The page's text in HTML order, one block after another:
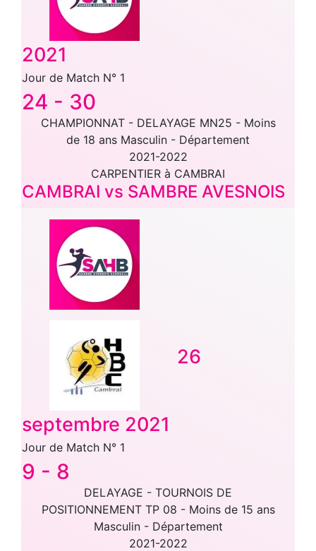
2021
Jour de Match N° 1
24 - 30
CHAMPIONNAT - DELAYAGE MN25 - Moins
de 18 ans Masculin - Département
2021-2022
CARPENTIER à CAMBRAI
CAMBRAI vs SAMBRE AVESNOIS
26
septembre 2021
Jour de Match N° 1
9 - 8
DELAYAGE - TOURNOIS DE
POSITIONNEMENT TP 08 - Moins de 15 ans
Masculin - Département
2021-2022